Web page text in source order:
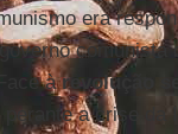
era
comunista
àrevolução
a crise da